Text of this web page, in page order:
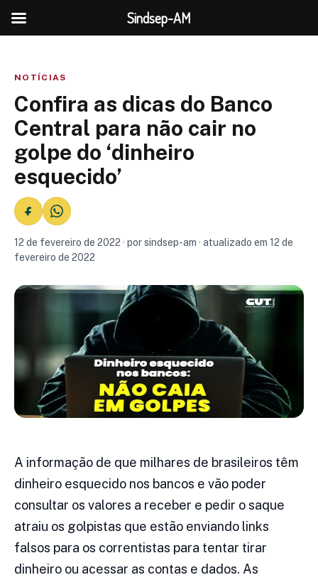
NOTÍCIAS
Confira as dicas do Banco
Central para não cair no
golpe do ‘dinheiro
esquecido’
12 de fevereiro de 2022 · por sindsep-am · atualizado em 12 de
fevereiro de 2022
A informação de que milhares de brasileiros têm
dinheiro esquecido nos bancos e vão poder
consultar os valores a receber e pedir o saque
atraiu os golpistas que estão enviando links
falsos para os correntistas para tentar tirar
dinheiro ou acessar as contas e dados. As
Sindsep-AM